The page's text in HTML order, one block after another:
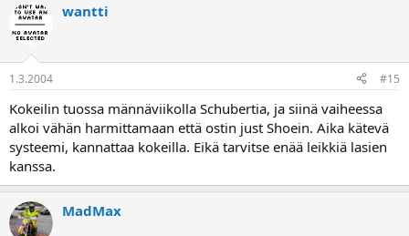
wantti
1.3.2004 #15
Kokeilin tuossa männäviikolla Schubertia, ja siinä vaiheessa
alkoi vähän harmittamaan että ostin just Shoein. Aika kätevä
systeemi, kannattaa kokeilla. Eikä tarvitse enää leikkiä lasien
kanssa.
MadMax